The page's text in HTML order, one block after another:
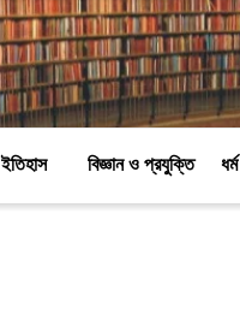
ইতিহাস বিজ্ঞান ও প্রযুক্তি ধর্ম